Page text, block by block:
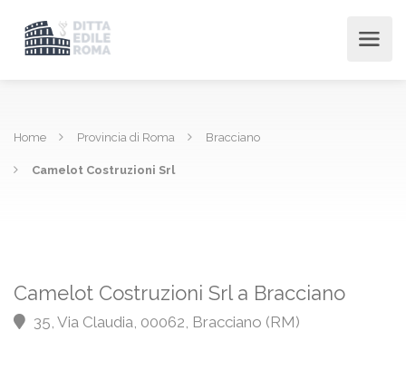
Home Provincia di Roma Bracciano
Camelot Costruzioni Srl
Camelot Costruzioni Srl a Bracciano
35, Via Claudia, 00062, Bracciano (RM)